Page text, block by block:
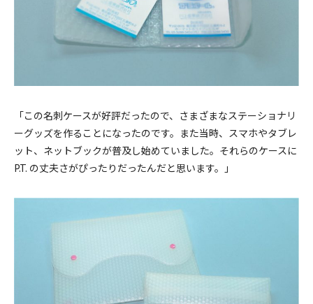
「この名刺ケースが好評だったので、さまざまなステーショナリ
ーグッズを作ることになったのです。また当時、スマホやタブレ
ット、ネットブックが普及し始めていました。それらのケースに
P.T. の丈夫さがぴったりだったんだと思います。」